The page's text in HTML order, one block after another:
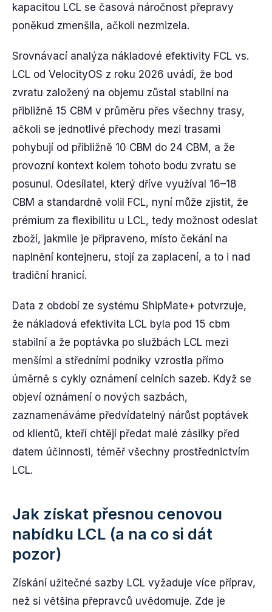
kapacitou LCL se časová náročnost přepravy
poněkud zmenšila, ačkoli nezmizela.
Srovnávací analýza nákladové efektivity FCL vs.
LCL od VelocityOS z roku 2026 uvádí, že bod
zvratu založený na objemu zůstal stabilní na
přibližně 15 CBM v průměru přes všechny trasy,
ačkoli se jednotlivé přechody mezi trasami
pohybují od přibližně 10 CBM do 24 CBM, a že
provozní kontext kolem tohoto bodu zvratu se
posunul. Odesílatel, který dříve využíval 16–18
CBM a standardně volil FCL, nyní může zjistit, že
prémium za flexibilitu u LCL, tedy možnost odeslat
zboží, jakmile je připraveno, místo čekání na
naplnění kontejneru, stojí za zaplacení, a to i nad
tradiční hranicí.
Data z období ze systému ShipMate+ potvrzuje,
že nákladová efektivita LCL byla pod 15 cbm
stabilní a že poptávka po službách LCL mezi
menšími a středními podniky vzrostla přímo
úměrně s cykly oznámení celních sazeb. Když se
objeví oznámení o nových sazbách,
zaznamenáváme předvídatelný nárůst poptávek
od klientů, kteří chtějí předat malé zásilky před
datem účinnosti, téměř všechny prostřednictvím
LCL.
Jak získat přesnou cenovou
nabídku LCL (a na co si dát
pozor)
Získání užitečné sazby LCL vyžaduje více příprav,
než si většina přepravců uvědomuje. Zde je